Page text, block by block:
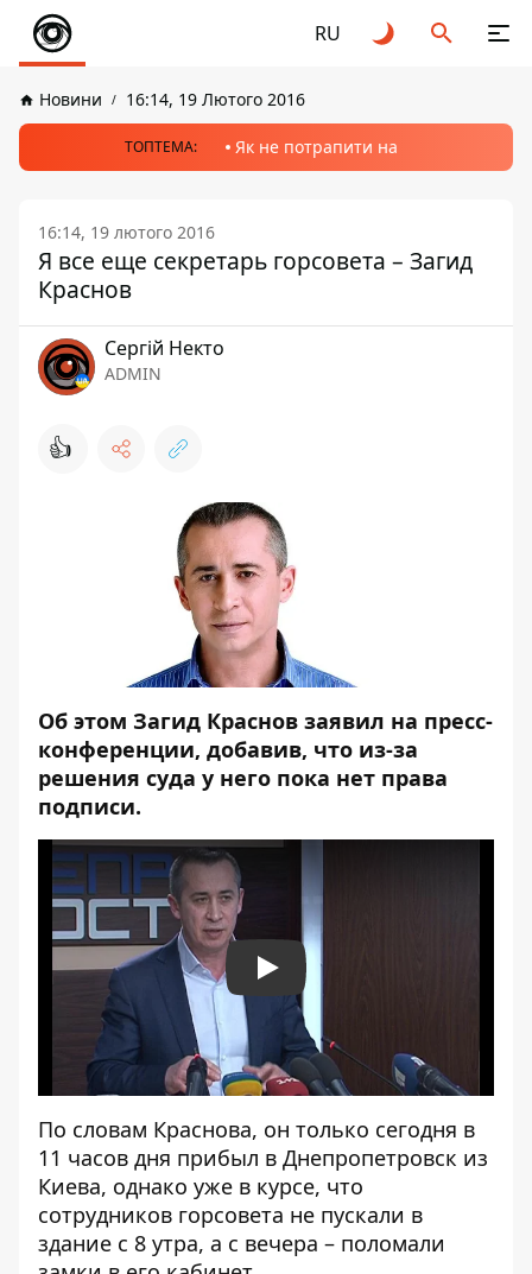
RU
Новини 16:14, 19 Лютого 2016
ТОПТЕМА: Як не потрапити на
16:14, 19 лютого 2016
Я все еще секретарь горсовета – Загид
Краснов
Сергій Некто
ADMIN
👍
Об этом Загид Краснов заявил на пресс-
конференции, добавив, что из-за
решения суда у него пока нет права
подписи.
Play
По словам Краснова, он только сегодня в
11 часов дня прибыл в Днепропетровск из
Киева, однако уже в курсе, что
сотрудников горсовета не пускали в
здание с 8 утра, а с вечера – поломали